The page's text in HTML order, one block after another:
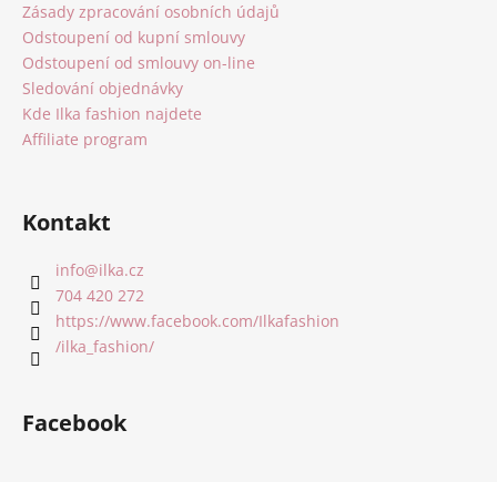
Zásady zpracování osobních údajů
Odstoupení od kupní smlouvy
Odstoupení od smlouvy on-line
Sledování objednávky
Kde Ilka fashion najdete
Affiliate program
Kontakt
info@ilka.cz
704 420 272
https://www.facebook.com/Ilkafashion
/ilka_fashion/
Facebook